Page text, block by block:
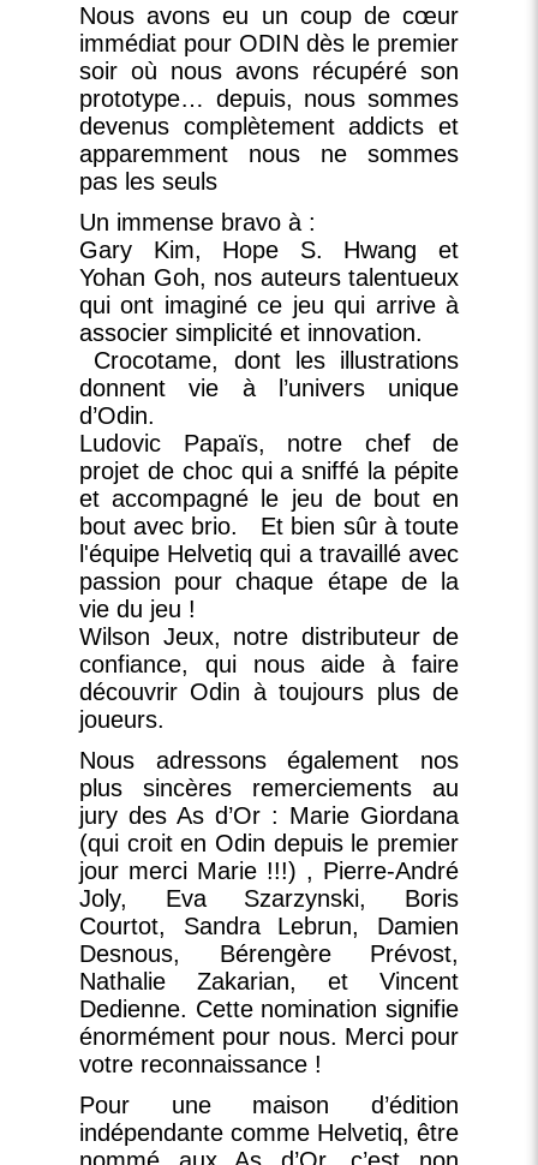
Nous avons eu un coup de cœur
immédiat pour ODIN dès le premier
soir où nous avons récupéré son
prototype… depuis, nous sommes
devenus complètement addicts et
apparemment nous ne sommes
pas les seuls
Un immense bravo à :
Gary Kim, Hope S. Hwang et
Yohan Goh, nos auteurs talentueux
qui ont imaginé ce jeu qui arrive à
associer simplicité et innovation.
Crocotame, dont les illustrations
donnent vie à l’univers unique
d’Odin.
Ludovic Papaïs, notre chef de
projet de choc qui a sniffé la pépite
et accompagné le jeu de bout en
bout avec brio. Et bien sûr à toute
l'équipe Helvetiq qui a travaillé avec
passion pour chaque étape de la
vie du jeu !
Wilson Jeux, notre distributeur de
confiance, qui nous aide à faire
découvrir Odin à toujours plus de
joueurs.
Nous adressons également nos
plus sincères remerciements au
jury des As d’Or : Marie Giordana
(qui croit en Odin depuis le premier
jour merci Marie !!!) , Pierre-André
Joly, Eva Szarzynski, Boris
Courtot, Sandra Lebrun, Damien
Desnous, Bérengère Prévost,
Nathalie Zakarian, et Vincent
Dedienne. Cette nomination signifie
énormément pour nous. Merci pour
votre reconnaissance !
Pour une maison d’édition
indépendante comme Helvetiq, être